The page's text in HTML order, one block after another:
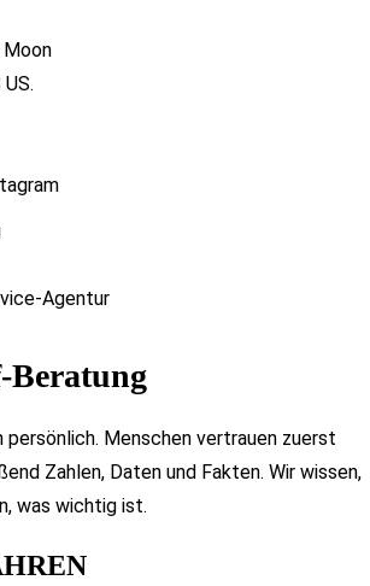
Agentur
persönlich. Menschen vertrauen zuerst
Zahlen, Daten und Fakten. Wir wissen,
was wichtig ist.